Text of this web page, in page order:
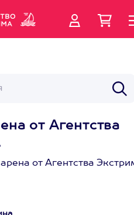
от Агентства
от Агентства